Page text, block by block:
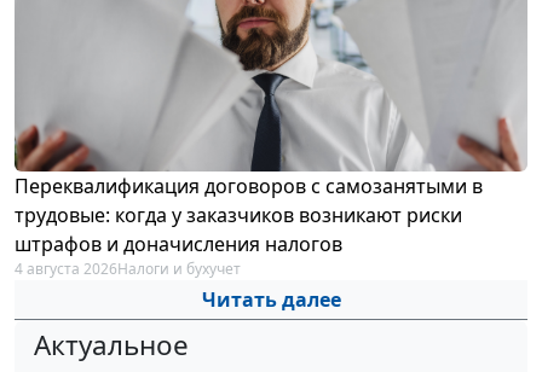
Переквалификация договоров с самозанятыми в
трудовые: когда у заказчиков возникают риски
штрафов и доначисления налогов
4 августа 2026Налоги и бухучет
Читать далее
Актуальное